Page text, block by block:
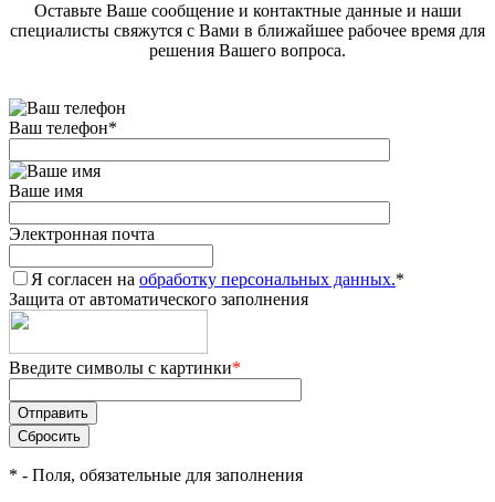
Оставьте Ваше сообщение и контактные данные и наши
специалисты свяжутся с Вами в ближайшее рабочее время для
решения Вашего вопроса.
Ваш телефон*
Ваше имя
Электронная почта
Я согласен на обработку персональных данных.*
Защита от автоматического заполнения
Введите символы с картинки*
* - Поля, обязательные для заполнения